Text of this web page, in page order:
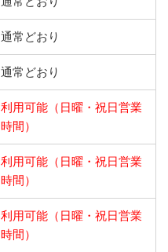
通常どおり
通常どおり
利用可能（日曜・祝日営業
時間）
利用可能（日曜・祝日営業
時間）
利用可能（日曜・祝日営業
時間）